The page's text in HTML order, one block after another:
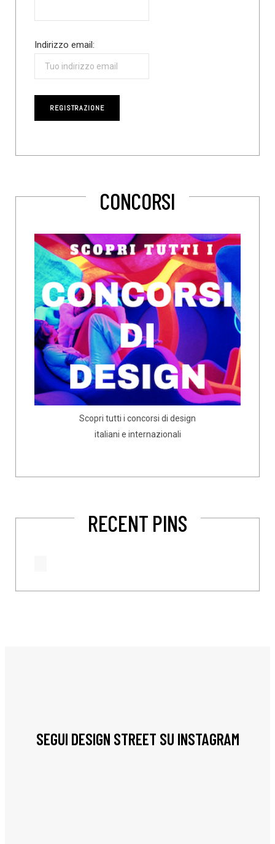
Indirizzo email:
CONCORSI
Scopri tutti i concorsi di design
italiani e internazionali
RECENT PINS
SEGUI DESIGN STREET SU INSTAGRAM